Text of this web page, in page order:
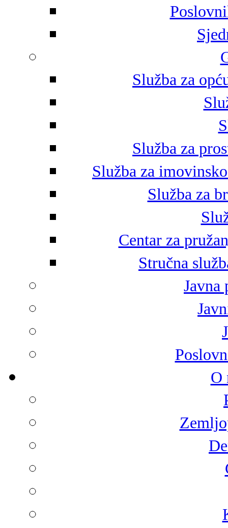
Služba za
Služba za
Služba za
Služba za
Centar za
Stručna
Javna
O